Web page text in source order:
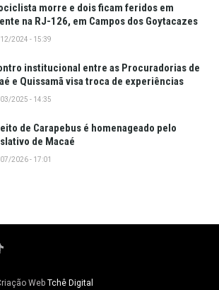
morre e dois ficam feridos em
na RJ-126, em Campos dos Goytacazes
2024 - 15:39
institucional entre as Procuradorias de
e Quissamã visa troca de experiências
2025 - 14:35
de Carapebus é homenageado pelo
de Macaé
2026 - 17:01
Web Tchê Digital